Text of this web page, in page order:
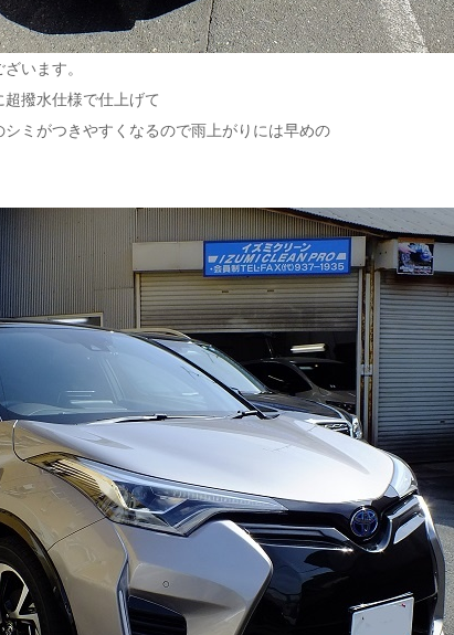
います。
撥水仕様で仕上げて
ミがつきやすくなるので雨上がりには早めの